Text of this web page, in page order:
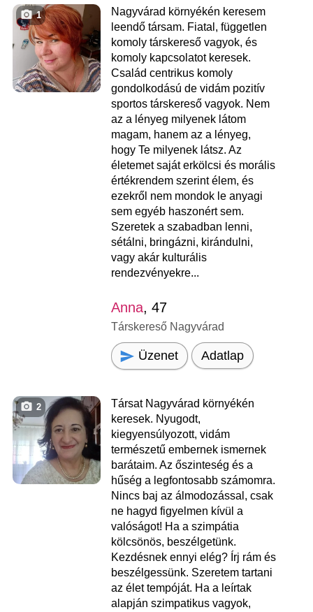
1
Nagyvárad környékén keresem
leendő társam. Fiatal, független
komoly társkereső vagyok, és
komoly kapcsolatot keresek.
Család centrikus komoly
gondolkodású de vidám pozitív
sportos társkereső vagyok. Nem
az a lényeg milyenek látom
magam, hanem az a lényeg,
hogy Te milyenek látsz. Az
életemet saját erkölcsi és morális
értékrendem szerint élem, és
ezekről nem mondok le anyagi
sem egyéb haszonért sem.
Szeretek a szabadban lenni,
sétálni, bringázni, kirándulni,
vagy akár kulturális
rendezvényekre...
Anna, 47
Társkereső Nagyvárad
Üzenet Adatlap
2
Társat Nagyvárad környékén
keresek. Nyugodt,
kiegyensúlyozott, vidám
természetű embernek ismernek
barátaim. Az őszinteség és a
hűség a legfontosabb számomra.
Nincs baj az álmodozással, csak
ne hagyd figyelmen kívül a
valóságot! Ha a szimpátia
kölcsönös, beszélgetünk.
Kezdésnek ennyi elég? Írj rám és
beszélgessünk. Szeretem tartani
az élet tempóját. Ha a leírtak
alapján szimpatikus vagyok,